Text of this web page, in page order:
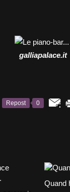
galliapalace.it
Repost 0
Quand